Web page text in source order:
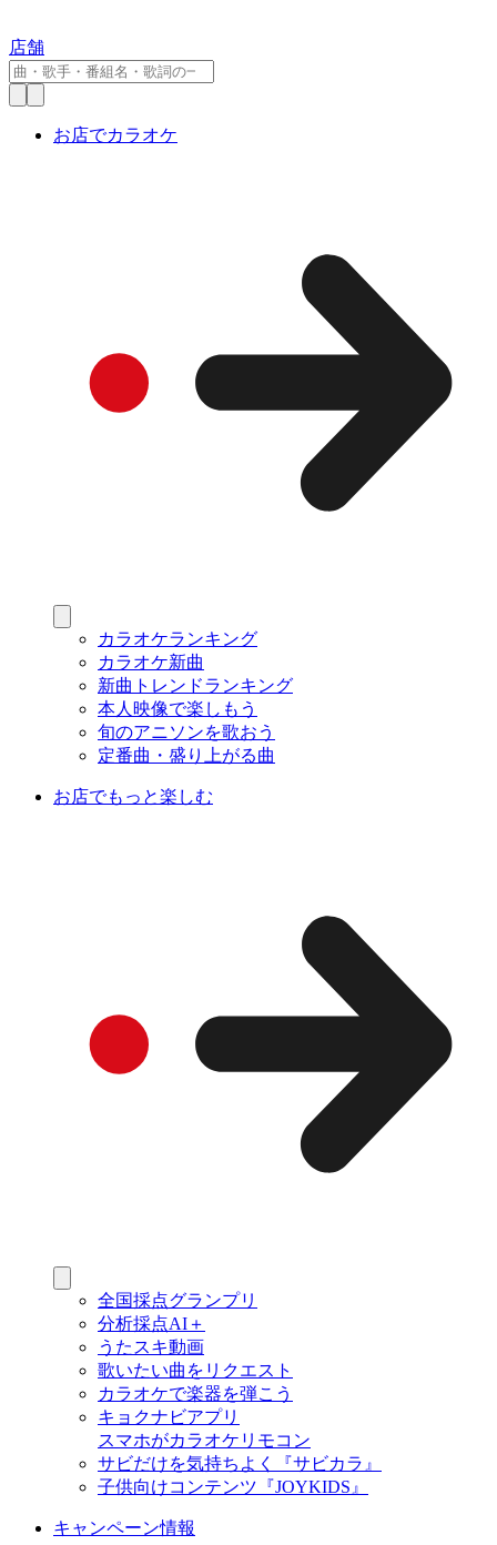
店舗
お店でカラオケ
カラオケランキング
カラオケ新曲
新曲トレンドランキング
本人映像で楽しもう
旬のアニソンを歌おう
定番曲・盛り上がる曲
お店でもっと楽しむ
全国採点グランプリ
分析採点AI＋
うたスキ動画
歌いたい曲をリクエスト
カラオケで楽器を弾こう
キョクナビアプリ
スマホがカラオケリモコン
サビだけを気持ちよく『サビカラ』
子供向けコンテンツ『JOYKIDS』
キャンペーン情報